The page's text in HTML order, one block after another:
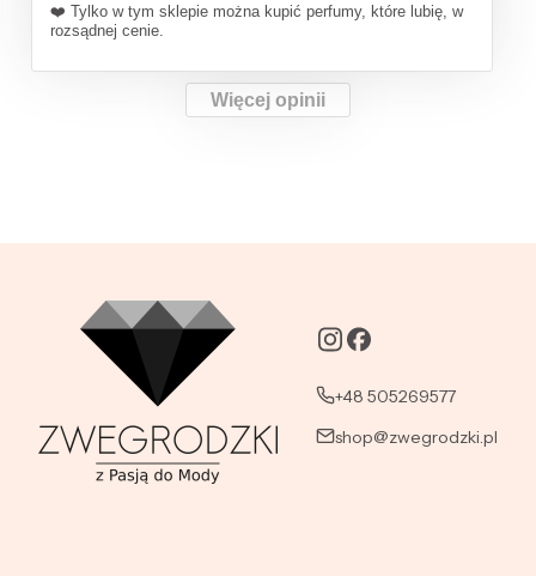
❤️ Tylko w tym sklepie można kupić perfumy, które lubię, w
rozsądnej cenie.
Więcej opinii
+48 505269577
shop@zwegrodzki.pl